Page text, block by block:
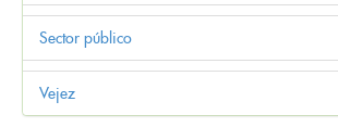
Sector público
Vejez